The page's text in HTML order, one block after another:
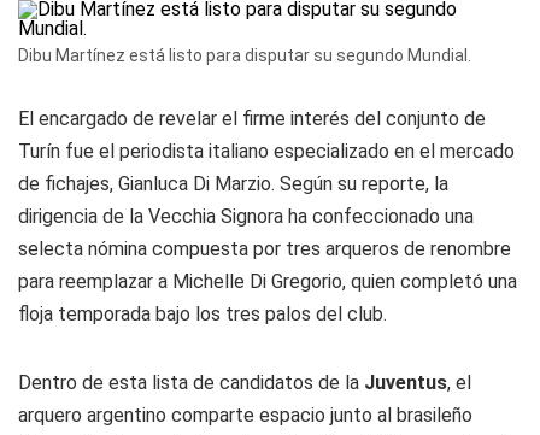
Dibu Martínez está listo para disputar su segundo Mundial.
El encargado de revelar el firme interés del conjunto de
Turín fue el periodista italiano especializado en el mercado
de fichajes, Gianluca Di Marzio. Según su reporte, la
dirigencia de la Vecchia Signora ha confeccionado una
selecta nómina compuesta por tres arqueros de renombre
para reemplazar a Michelle Di Gregorio, quien completó una
floja temporada bajo los tres palos del club.
Dentro de esta lista de candidatos de la Juventus, el
arquero argentino comparte espacio junto al brasileño